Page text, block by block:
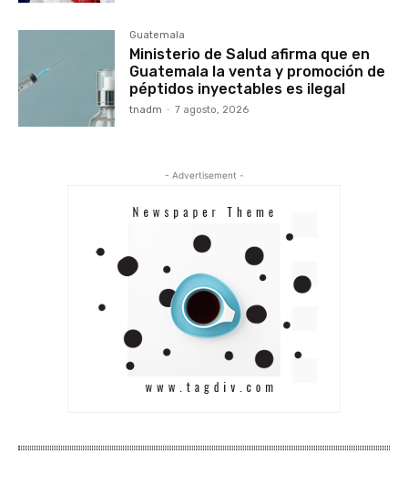
Guatemala
Ministerio de Salud afirma que en
Guatemala la venta y promoción de
péptidos inyectables es ilegal
tnadm - 7 agosto, 2026
- Advertisement -